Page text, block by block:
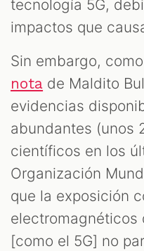
tecnología 5G,
impactos que
Sin embargo,
nota de Maldito
evidencias
abundantes (unos
científicos en los
Organización
que la exposición
electromagnéticos
[como el 5G] no